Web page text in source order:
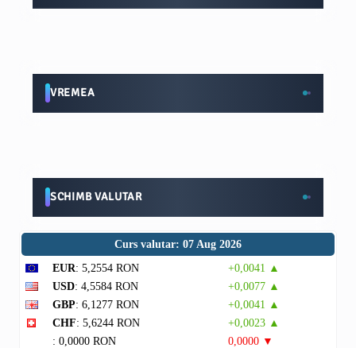
VREMEA
SCHIMB VALUTAR
Curs valutar: 07 Aug 2026
EUR: 5,2554 RON
+0,0041 ▲
USD: 4,5584 RON
+0,0077 ▲
GBP: 6,1277 RON
+0,0041 ▲
CHF: 5,6244 RON
+0,0023 ▲
: 0,0000 RON
0,0000 ▼